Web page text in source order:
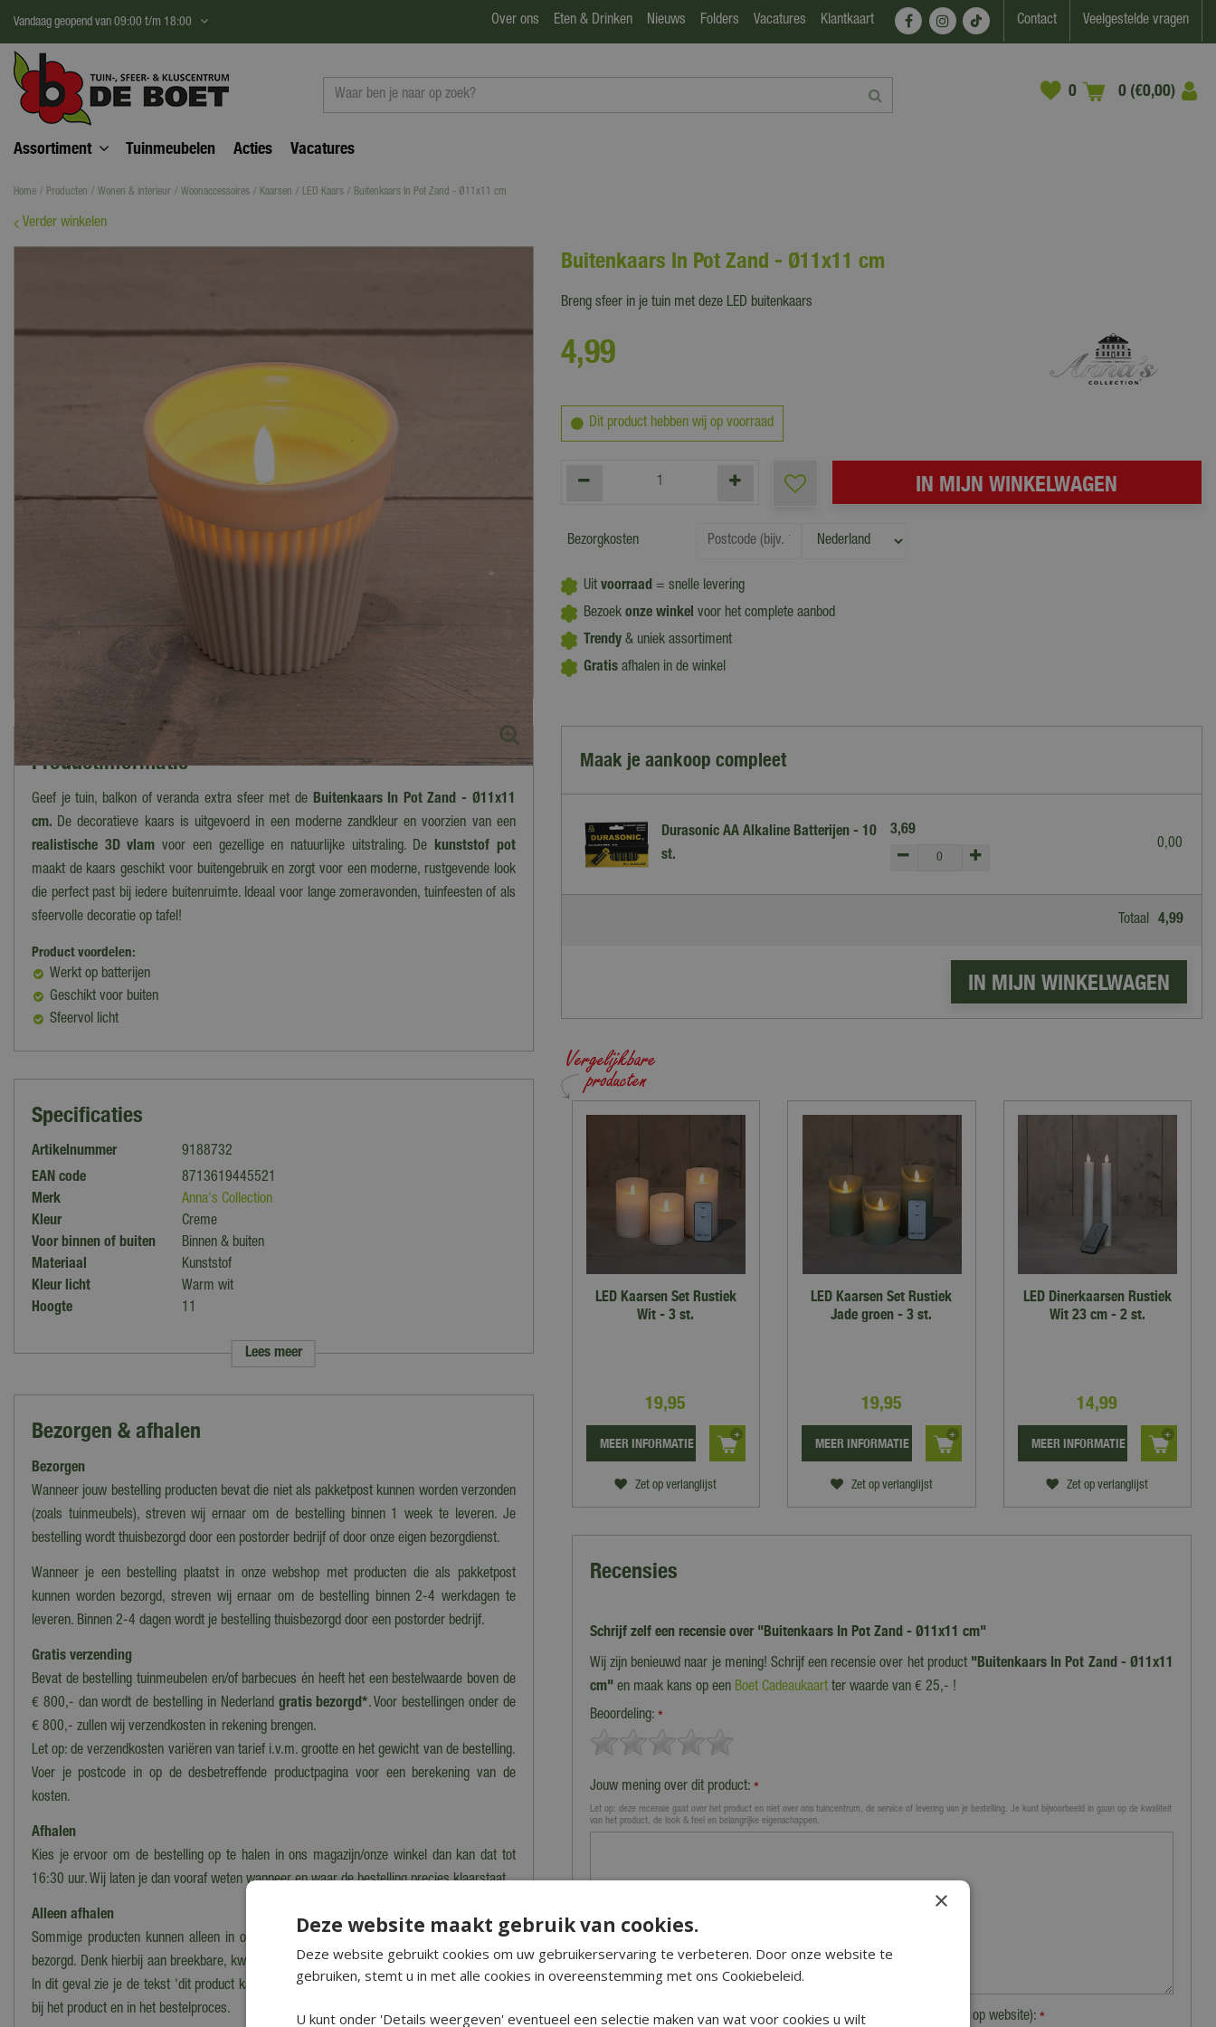
content
Home Producten Wonen & interieur Woonaccessoires Kaarsen LED Kaars Buitenkaars In Pot Zand - Ø11x11 cm
Vandaag geopend van 09:00 t/m 18:00 Over ons Eten & Drinken Nieuws Folders Vacatures Klantkaart Contact Veelgestelde vragen
0 (€0,00)
Assortiment Tuinmeubelen Acties Vacatures
Verder winkelen
Buitenkaars In Pot Zand - Ø11x11 cm
Breng sfeer in je tuin met deze LED buitenkaars
4,99
Dit product hebben wij op voorraad
Bezorgkosten
Uit voorraad = snelle levering
Bezoek onze winkel voor het complete aanbod
Trendy & uniek assortiment
Gratisafhalen in de winkel
Productinformatie
Geef je tuin, balkon of veranda extra sfeer met de Buitenkaars In Pot Zand - Ø11x11
cm. De decoratieve kaars is uitgevoerd in een moderne zandkleur en voorzien van een
realistische 3D vlam voor een gezellige en natuurlijke uitstraling. De kunststof pot
maakt de kaars geschikt voor buitengebruik en zorgt voor een moderne, rustgevende look
die perfect past bij iedere buitenruimte. Ideaal voor lange zomeravonden, tuinfeesten of als
sfeervolle decoratie op tafel!
Product voordelen:
Werkt op batterijen
Geschikt voor buiten
Sfeervol licht
Specificaties
Artikelnummer
9188732
EAN code
8713619445521
Merk
Anna's Collection
Kleur
Creme
Voor binnen of buiten
Binnen & buiten
Materiaal
Kunststof
Kleur licht
Warm wit
Hoogte
11
Timer
Ja
Benodigde batterijen
2x AA
Lees meer
Bezorgen & afhalen
Bezorgen
Wanneer jouw bestelling producten bevat die niet als pakketpost kunnen worden verzonden
(zoals tuinmeubels), streven wij ernaar om de bestelling binnen 1 week te leveren. Je
bestelling wordt thuisbezorgd door een postorder bedrijf of door onze eigen bezorgdienst.
Wanneer je een bestelling plaatst in onze webshop met producten die als pakketpost
kunnen worden bezorgd, streven wij ernaar om de bestelling binnen 2-4 werkdagen te
leveren. Binnen 2-4 dagen wordt je bestelling thuisbezorgd door een postorder bedrijf.
Gratis verzending
Bevat de bestelling tuinmeubelen en/of barbecues én heeft het een bestelwaarde boven de
€ 800,- dan wordt de bestelling in Nederland gratis bezorgd*. Voor bestellingen onder de
€ 800,- zullen wij verzendkosten in rekening brengen.
Let op: de verzendkosten variëren van tarief i.v.m. grootte en het gewicht van de bestelling.
Voer je postcode in op de desbetreffende productpagina voor een berekening van de
kosten.
Afhalen
Kies je ervoor om de bestelling op te halen in ons magazijn/onze winkel dan kan dat tot
16:30 uur. Wij laten je dan vooraf weten wanneer en waar de bestelling precies klaarstaat.
Alleen afhalen
Sommige producten kunnen alleen in onze winkel worden afgehaald en worden dus niet
bezorgd. Denk hierbij aan breekbare, kwetsbare, zware of moeilijk te vervoeren producten.
In dit geval zie je de tekst 'dit product kan alleen worden opgehaald, niet verzonden' staan
bij het product en in het bestelproces.
Maak je aankoop compleet
Durasonic AA Alkaline Batterijen - 10
st.
3,69
0,00
Totaal 4,99
LED Kaarsen Set Rustiek
Wit - 3 st.
19,95
Zet op verlanglijst
MEER INFORMATIE
LED Kaarsen Set Rustiek
Jade groen - 3 st.
19,95
Zet op verlanglijst
MEER INFORMATIE
LED Dinerkaarsen Rustiek
Wit 23 cm - 2 st.
14,99
Zet op verlanglijst
MEER INFORMATIE
Recensies
Schrijf zelf een recensie over "Buitenkaars In Pot Zand - Ø11x11 cm"
Wij zijn benieuwd naar je mening! Schrijf een recensie over het product "Buitenkaars In Pot Zand - Ø11x11
cm"en maak kans op een Boet Cadeaukaartter waarde van € 25,- !
Beoordeling: *
Jouw mening over dit product: *
Let op: deze recensie gaat over het product en niet over ons tuincentrum, de service of levering van je bestelling. Je kunt bijvoorbeeld in gaan op de kwaliteit
van het product, de look & feel en belangrijke eigenschappen.
Naam (zichtbaar op website): * Plaats (zichtbaar op website):*
×
Deze website maakt gebruik van cookies.
Deze website gebruikt cookies om uw gebruikerservaring te verbeteren. Door onze website te
gebruiken, stemt u in met alle cookies in overeenstemming met ons Cookiebeleid.
U kunt onder 'Details weergeven' eventueel een selectie maken van wat voor cookies u wilt